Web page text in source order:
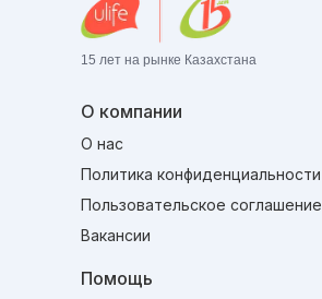
15 лет на рынке Казахстана
О компании
Помощь
О нас
Политика конфиденциальности
Пользовательское соглашение
Вакансии